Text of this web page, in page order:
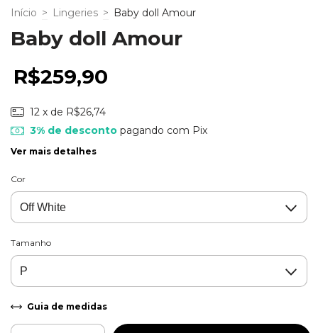
Início > Lingeries > Baby doll Amour
Baby doll Amour
R$259,90
12 x de R$26,74
3% de descontopagando com Pix
Ver mais detalhes
Cor
Tamanho
Guia de medidas